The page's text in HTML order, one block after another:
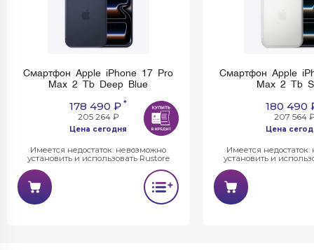
Смартфон Apple iPhone 17 Pro
Max 2 Tb Deep Blue
178 490 ₽ *
205 264 ₽
Цена сегодня
Имеется недостаток: невозможно
установить и использовать Rustore
Смартфон Apple
Max 2 Tb
180 490
207 564
Цена
Имеется
установить и